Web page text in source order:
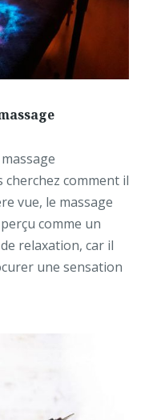
comment il
vue, le massage
comme un
relaxation, car il
une sensation